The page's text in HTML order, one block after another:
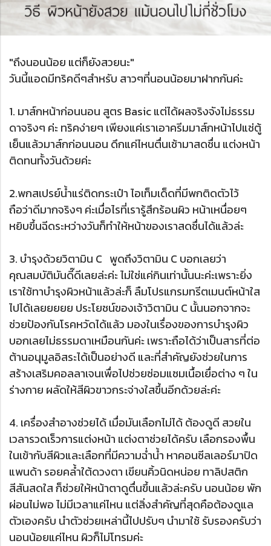
"ถึงนอนน้อย แต่ก็ยังสวยนะ"
วันนี้แอดมีทริคดีๆสำหรับ สาวๆที่นอนน้อยมาฝากกันค่ะ
1. มาส์กหน้าก่อนนอน สูตร Basic แต่ได้ผลจริงจังไม่ธรรม
ดาจริงๆ ค่ะ ทริคง่ายๆ เพียงแค่เราเอาครีมมาส์กหน้าไปแช่ตู้
เย็นแล้วมาส์กก่อนนอน ดึกแค่ไหนตื่นเช้ามาสดชื่น แต่งหน้า
ติดทนทั้งวันด้วยค่ะ
2.พกสเปรย์น้ำแร่ติดกระเป๋า ไอเท็มเด็ดที่มีพกติดตัวไว้
ถือว่าดีมากจริงๆ ค่ะเมื่อไรที่เรารู้สึกร้อนผิว หน้าเหนื่อยๆ
หยิบขึ้นฉีดระหว่างวันก็ทำให้หน้าของเราสดชื่นได้แล้วล่ะ
3. บำรุงด้วยวิตามิน C พูดถึงวิตามิน C บอกเลยว่า
คุณสมบัติมันดี๊ดีเลยล่ะค่ะ ไม่ใช่แค่กินเท่านั้นนะค่ะเพราะยิ่ง
เราใช้ทาบำรุงผิวหน้าแล้วล่ะก็ ลืมโปรแกรมทรีตเมนต์หน้าใส
ไปได้เลยยยยย ประโยชน์ของเจ้าวิตามิน C นั้นนอกจากจะ
ช่วยป้องกันโรคหวัดได้แล้ว มองในเรื่องของการบำรุงผิว
บอกเลยไม่ธรรมดาเหมือนกันค่ะ เพราะถือได้ว่าเป็นสารที่ต่อ
ต้านอนุมูลอิสระได้เป็นอย่างดี และที่สำคัญยังช่วยในการ
สร้างเสริมคอลลาเจนเพื่อไปช่วยซ่อมแซมเนื้อเยื่อต่าง ๆ ใน
ร่างกาย ผลัดให้สีผิวขาวกระจ่างใสขึ้นอีกด้วยล่ะค่ะ
4. เครื่องสำอางช่วยได้ เมื่อมันเลือกไม่ได้ ต้องดูดี สวยใน
เวลารวดเร็วการแต่งหน้า แต่งตาช่วยได้ครับ เลือกรองพื้น
ในเข้ากับสีผิวและเลือกที่มีความฉ่ำน้ำ หาคอนซีลเลอร์มาปิด
แพนด้า รอยคล้ำใต้ดวงตา เขียนคิ้วนิดหน่อย ทาลิปสติก
สีสันสดใส ก็ช่วยให้หน้าตาดูตื่นขึ้นแล้วล่ะครับ นอนน้อย พัก
ผ่อนไม่พอ ไม่มีเวลาแค่ไหน แต่สิ่งสำคัญที่สุดคือต้องดูแล
ตัวเองครับ นำตัวช่วยเหล่านี้ไปปรับๆ นำมาใช้ รับรองครับว่า
นอนน้อยแค่ไหน ผิวก็ไม่โทรมค่ะ